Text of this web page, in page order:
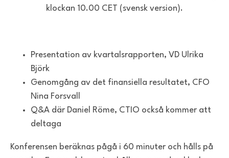
klockan 10.00 CET (svensk version).
Presentation av kvartalsrapporten, VD Ulrika
Björk
Genomgång av det finansiella resultatet, CFO
Nina Forsvall
Q&A där Daniel Röme, CTIO också kommer att
deltaga
Konferensen beräknas pågå i 60 minuter och hålls på